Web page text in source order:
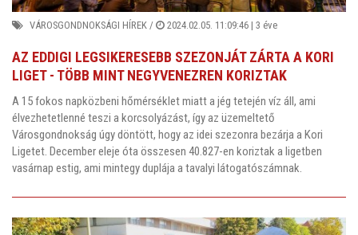
VÁROSGONDNOKSÁGI HÍREK / 2024.02.05. 11:09:46 | 3 éve
AZ EDDIGI LEGSIKERESEBB SZEZONJÁT ZÁRTA A KORI
LIGET - TÖBB MINT NEGYVENEZREN KORIZTAK
A 15 fokos napközbeni hőmérséklet miatt a jég tetején víz áll, ami
élvezhetetlenné teszi a korcsolyázást, így az üzemeltető
Városgondnokság úgy döntött, hogy az idei szezonra bezárja a Kori
Ligetet. December eleje óta összesen 40.827-en koriztak a ligetben
vasárnap estig, ami mintegy duplája a tavalyi látogatószámnak.